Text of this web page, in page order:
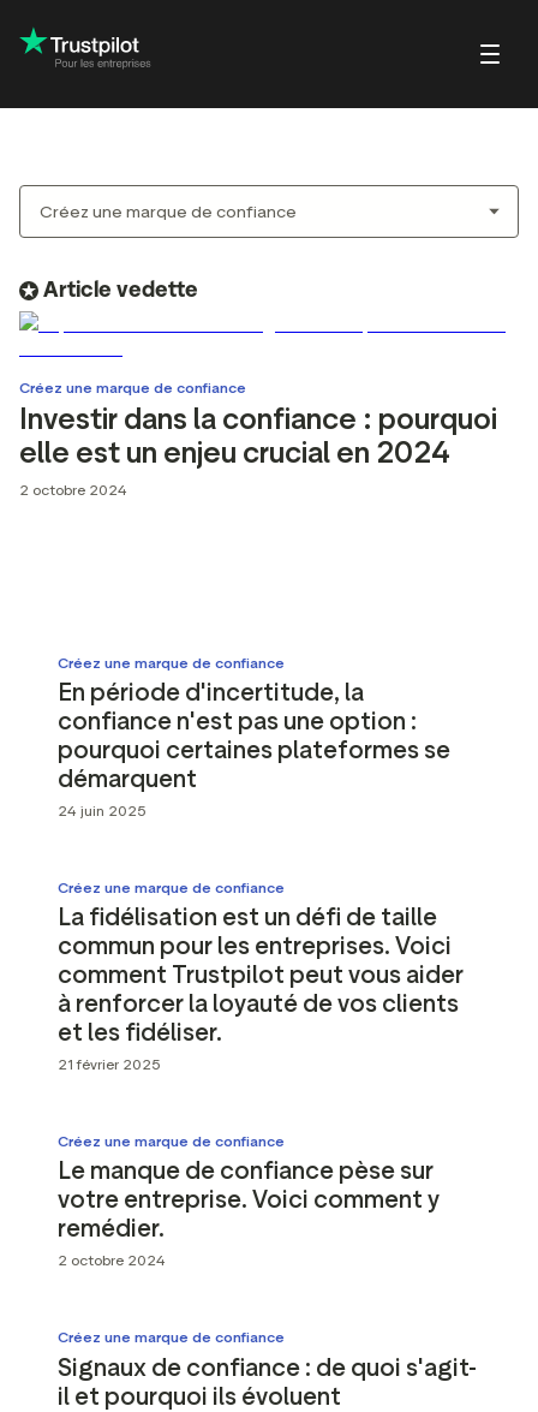
Petites entreprises/en
établissements
SEO et votre
Taguer les avis
Données sur les visiteurs
Cas clients
Guides et rapports
Intégrations
Article vedette
Créez une marque de confiance
Investir dans la confiance : pourquoi
elle est un enjeu crucial en 2024
2 octobre 2024
Créez une marque de confiance
En période d'incertitude, la
confiance n'est pas une option :
pourquoi certaines plateformes se
démarquent
24 juin 2025
Créez une marque de confiance
La fidélisation est un défi de taille
commun pour les entreprises. Voici
comment Trustpilot peut vous aider
à renforcer la loyauté de vos clients
et les fidéliser.
21 février 2025
Créez une marque de confiance
Le manque de confiance pèse sur
votre entreprise. Voici comment y
remédier.
2 octobre 2024
Créez une marque de confiance
Signaux de confiance : de quoi s'agit-
il et pourquoi ils évoluent